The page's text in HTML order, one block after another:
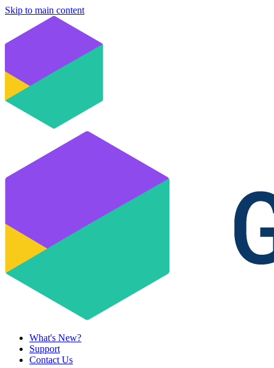
Skip to main content
What's New?
Support
Contact Us